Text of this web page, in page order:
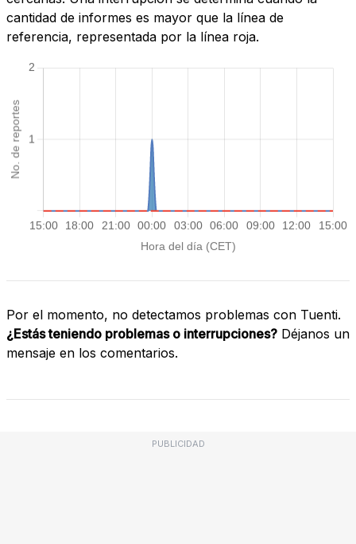
cantidad de informes es mayor que la línea de
referencia, representada por la línea roja.
Por el momento, no detectamos problemas con Tuenti.
¿Estás teniendo problemas o interrupciones? Déjanos un
mensaje en los comentarios.
PUBLICIDAD